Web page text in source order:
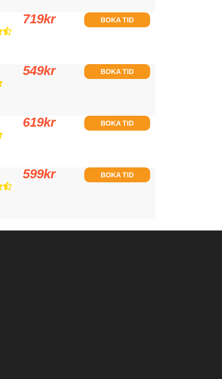
719kr BOKA TID
549kr BOKA TID
619kr BOKA TID
599kr BOKA TID